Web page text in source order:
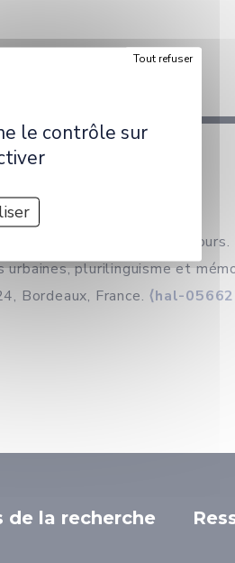
un « casse-tête » en
plurilinguisme et
Bordeaux, France. ⟨hal-
de la recherche
le contrôle sur
Tout refuser